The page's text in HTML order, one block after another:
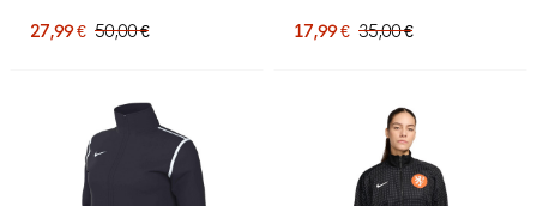
27,99 € 50,00 €
17,99 € 35,00 €